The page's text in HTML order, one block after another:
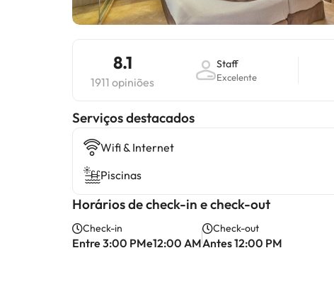
8.1
1911 opiniões
Staff
Excelente
Serviços destacados
Wifi & Internet
Piscinas
Horários de check-in e check-out
Check-in
Entre 3:00 PMe12:00 AM
Check-out
Antes 12:00 PM